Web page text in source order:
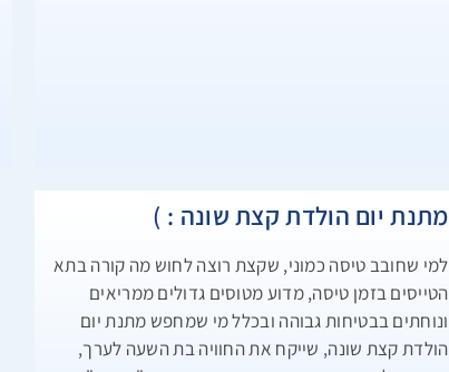
מתנת יום הולדת קצת שונה : )
למי שחובב טיסה כמוני, שקצת רוצה לחוש מה קורה בתא
הטייסים בזמן טיסה, מדוע מטוסים גדולים ממריאים
ונוחתים בבטיחות גבוהה ובכלל מי שמחפש מתנת יום
הולדת קצת שונה, שייקח את החוויה בת השעה לערך,